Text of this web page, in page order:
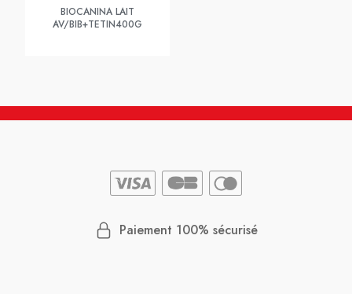
BIOCANINA LAIT
AV/BIB+TETIN400G
Paiement 100% sécurisé